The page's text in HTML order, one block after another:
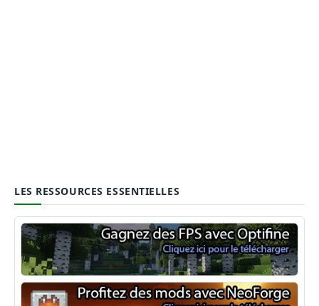
LES RESSOURCES ESSENTIELLES
Optifine